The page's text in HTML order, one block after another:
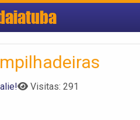
Visitas: 291